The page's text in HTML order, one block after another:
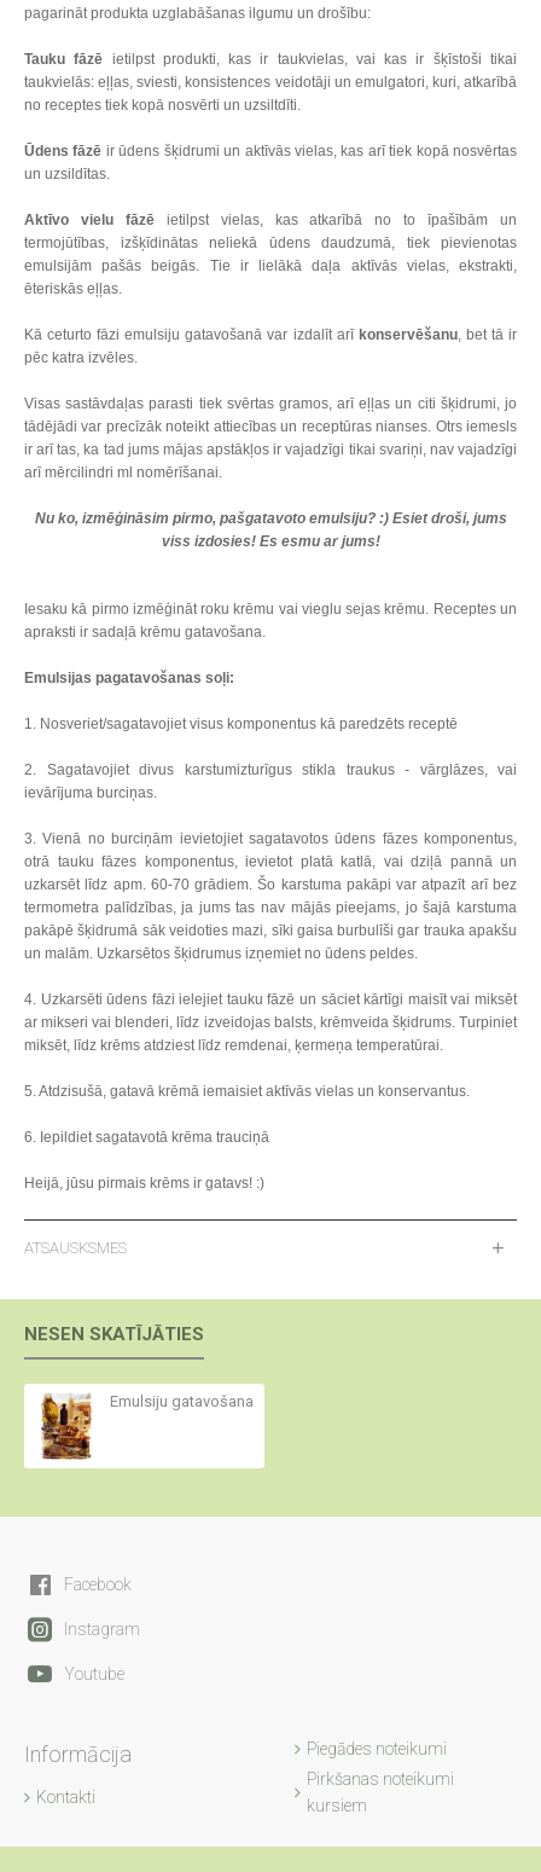
pagarināt produkta uzglabāšanas ilgumu un drošību:
Tauku fāzē ietilpst produkti, kas ir taukvielas, vai kas ir šķīstoši tikai
taukvielās: eļļas, sviesti, konsistences veidotāji un emulgatori, kuri, atkarībā
no receptes tiek kopā nosvērti un uzsiltdīti.
Ūdens fāzē ir ūdens šķidrumi un aktīvās vielas, kas arī tiek kopā nosvērtas
un uzsildītas.
Aktīvo vielu fāzēietilpst vielas, kas atkarībā no to īpašībām un
termojūtības, izšķīdinātas neliekā ūdens daudzumā, tiek pievienotas
emulsijām pašās beigās. Tie ir lielākā daļa aktīvās vielas, ekstrakti,
ēteriskās eļļas.
Kā ceturto fāzi emulsiju gatavošanā var izdalīt arī konservēšanu, bet tā ir
pēc katra izvēles.
Visas sastāvdaļas parasti tiek svērtas gramos, arī eļļas un citi šķidrumi, jo
tādējādi var precīzāk noteikt attiecības un receptūras nianses. Otrs iemesls
ir arī tas, ka tad jums mājas apstākļos ir vajadzīgi tikai svariņi, nav vajadzīgi
arī mērcilindri ml nomērīšanai.
Nu ko, izmēģināsim pirmo, pašgatavoto emulsiju? :) Esiet droši, jums
viss izdosies! Es esmu ar jums!
Iesaku kā pirmo izmēģināt roku krēmu vai vieglu sejas krēmu. Receptes un
apraksti ir sadaļā krēmu gatavošana.
Emulsijas pagatavošanas soļi:
1. Nosveriet/sagatavojiet visus komponentus kā paredzēts receptē
2. Sagatavojiet divus karstumizturīgus stikla traukus - vārglāzes, vai
ievārījuma burciņas.
3. Vienā no burciņām ievietojiet sagatavotos ūdens fāzes komponentus,
otrā tauku fāzes komponentus, ievietot platā katlā, vai dziļā pannā un
uzkarsēt līdz apm. 60-70 grādiem. Šo karstuma pakāpi var atpazīt arī bez
termometra palīdzības, ja jums tas nav mājās pieejams, jo šajā karstuma
pakāpē šķidrumā sāk veidoties mazi, sīki gaisa burbulīši gar trauka apakšu
un malām. Uzkarsētos šķidrumus izņemiet no ūdens peldes.
4. Uzkarsēti ūdens fāzi ielejiet tauku fāzē un sāciet kārtīgi maisīt vai miksēt
ar mikseri vai blenderi, līdz izveidojas balsts, krēmveida šķidrums. Turpiniet
miksēt, līdz krēms atdziest līdz remdenai, ķermeņa temperatūrai.
5. Atdzisušā, gatavā krēmā iemaisiet aktīvās vielas un konservantus.
6. Iepildiet sagatavotā krēma trauciņā
Heijā, jūsu pirmais krēms ir gatavs! :)
ATSAUSKSMES
NESEN SKATĪJĀTIES
Emulsiju gatavošana
Facebook
Instagram
Youtube
Informācija
Kontakti
Piegādes noteikumi
Pirkšanas noteikumi
kursiem